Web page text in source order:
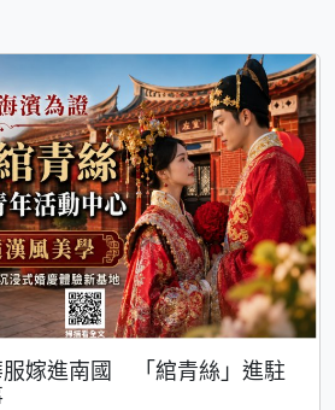
服嫁進南國 「綰青絲」進駐